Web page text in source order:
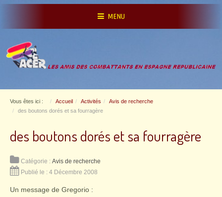
MENU
Vous êtes ici : Accueil Activités
Avis de recherche
des boutons dorés et sa fourragère
des boutons dorés et sa fourragère
Catégorie : Avis de recherche
Publié le : 4 Décembre 2008
Un message de Gregorio :